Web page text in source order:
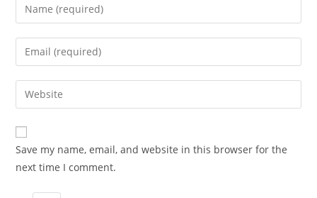
Enter
your
name
comment
Enter
your
email
address
comment
Enter
your
website
URL
(optional)
Save my name, email, and website in this browser for the
next time I comment.